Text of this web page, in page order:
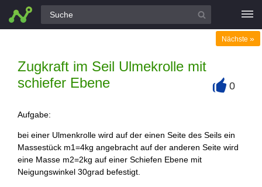
Alle Fragen
Zugkraft im Seil Ulmekrolle mit
schiefer Ebene
Nächste »
0
Aufgabe:
bei einer Ulmenkrolle wird auf der einen Seite des Seils ein
Massestück m1=4kg angebracht auf der anderen Seite wird
eine Masse m2=2kg auf einer Schiefen Ebene mit
Neigungswinkel 30grad befestigt.